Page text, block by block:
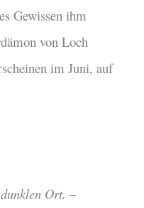
Gewissen ihm
von Loch
im Juni, auf
Ort. –